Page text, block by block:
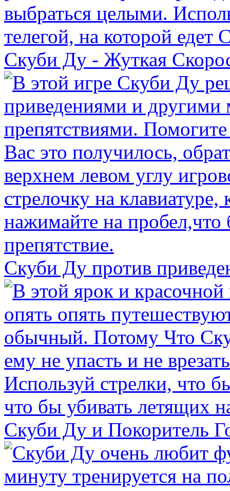
Скуби Ду - Жуткая
Скуби Ду против
Скуби Ду и Покоритель